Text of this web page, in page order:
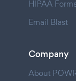
HIPAA Forms
Email Blast
Company
About